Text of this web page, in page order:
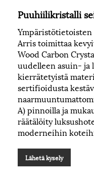
Puuhiilikristalli
Arris toimittaa
Wood Carbon
uudelleen asuin- ja
kierrätetyistä
sertifioidusta
A) pinnoilla ja
räätälöity
moderneihin
Lähetä kysely